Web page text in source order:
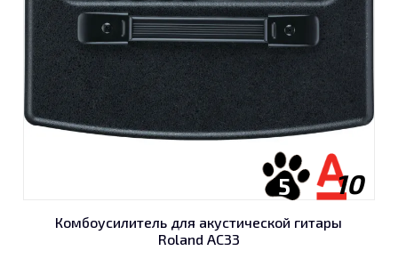
10
5
Комбоусилитель для акустической гитары
Roland AC33
ЗВЯЗОК